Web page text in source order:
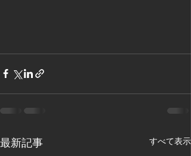
最新記事 すべて表示